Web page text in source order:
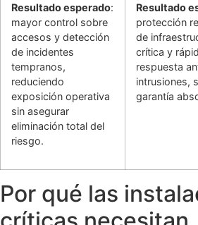
Resultado esperado:
mayor control sobre
accesos y detección
de incidentes
tempranos,
reduciendo
exposición operativa
sin asegurar
eliminación total del
riesgo.
Resultado
protección
de
crítica y
respuesta
intrusiones,
garantía
Por qué las